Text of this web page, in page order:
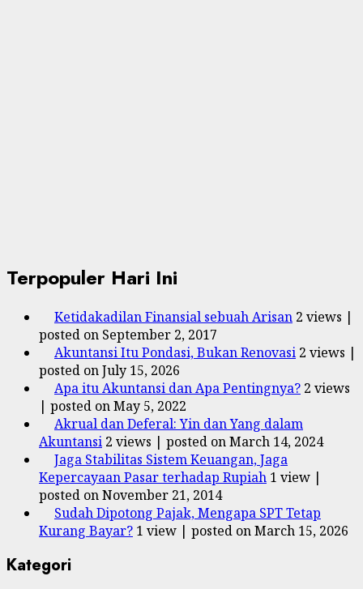
Terpopuler Hari Ini
Ketidakadilan Finansial sebuah Arisan 2 views |
posted on September 2, 2017
Akuntansi Itu Pondasi, Bukan Renovasi 2 views |
posted on July 15, 2026
Apa itu Akuntansi dan Apa Pentingnya? 2 views
| posted on May 5, 2022
Akrual dan Deferal: Yin dan Yang dalam
Akuntansi 2 views | posted on March 14, 2024
Jaga Stabilitas Sistem Keuangan, Jaga
Kepercayaan Pasar terhadap Rupiah 1 view |
posted on November 21, 2014
Sudah Dipotong Pajak, Mengapa SPT Tetap
Kurang Bayar? 1 view | posted on March 15, 2026
Kategori